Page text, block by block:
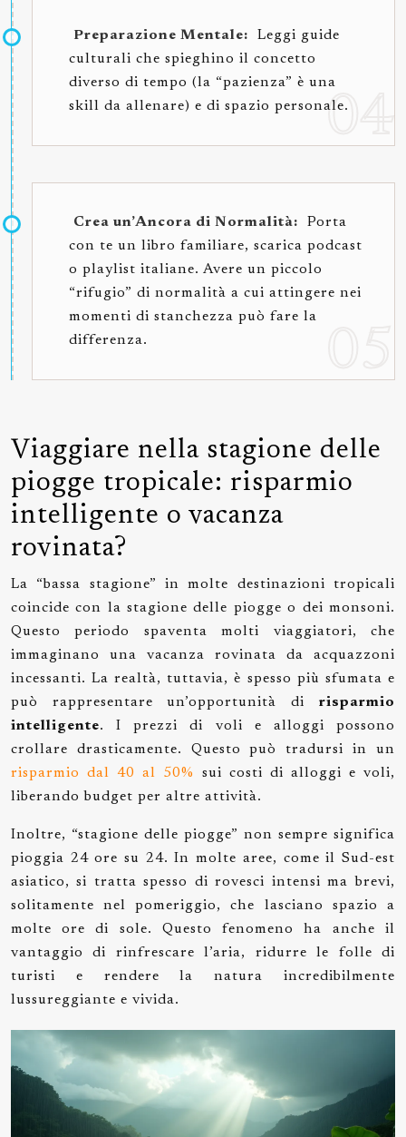
Preparazione Mentale:
Leggi guide
culturali che spieghino il concetto
diverso di tempo (la “pazienza” è una
skill da allenare) e di spazio personale.
Crea un’Ancora di Normalità:
Porta
con te un libro familiare, scarica podcast
o playlist italiane. Avere un piccolo
“rifugio” di normalità a cui attingere nei
momenti di stanchezza può fare la
differenza.
Viaggiare nella stagione delle
piogge tropicale: risparmio
intelligente o vacanza
rovinata?
La “bassa stagione” in molte destinazioni tropicali
coincide con la stagione delle piogge o dei monsoni.
Questo periodo spaventa molti viaggiatori, che
immaginano una vacanza rovinata da acquazzoni
incessanti. La realtà, tuttavia, è spesso più sfumata e
può rappresentare un’opportunità di risparmio
intelligente. I prezzi di voli e alloggi possono
crollare drasticamente. Questo può tradursi in un
risparmio dal 40 al 50%
sui costi di alloggi e voli,
liberando budget per altre attività.
Inoltre, “stagione delle piogge” non sempre significa
pioggia 24 ore su 24. In molte aree, come il Sud-est
asiatico, si tratta spesso di rovesci intensi ma brevi,
solitamente nel pomeriggio, che lasciano spazio a
molte ore di sole. Questo fenomeno ha anche il
vantaggio di rinfrescare l’aria, ridurre le folle di
turisti e rendere la natura incredibilmente
lussureggiante e vivida.